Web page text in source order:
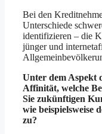
Bei den
Unterschiede
identifizieren – die
jünger und
Unter dem Aspekt
Affinität, welche
Sie zukünftigen
wie beispielsweise
zu?